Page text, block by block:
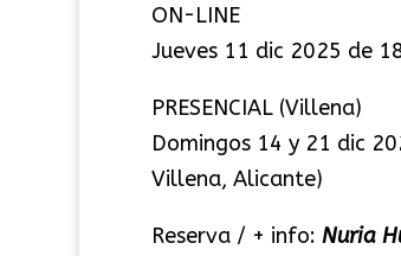
ON-LINE
Jueves 11 dic 2025 de
PRESENCIAL (Villena)
Domingos 14 y 21 dic
Villena, Alicante)
Reserva / + info: Nuria